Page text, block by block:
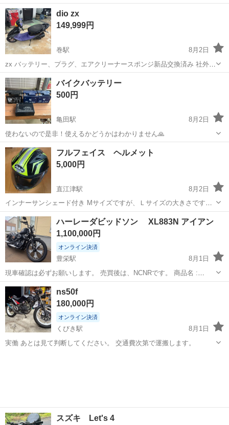
レーターや検査作業！未経験活躍中★カップル＆友達同士の応募OK！
赴任旅費会社負担★嬉しい無料送迎◎正社員登用制度あり！マイカー
通勤OK！無料駐車場完備！《長野県茅...
長野 茅野市
dio zx
149,999円
巻駅
8月2日
zx バッテリー、プラグ、エアクリーナースポンジ新品交換済み 社外
CDI、社外マフラーチャンバーなど交換済み 純正はありません かなり
スピード出ます。
新潟 新潟市 巻駅 ホンダ
バイクバッテリー
500円
亀田駅
8月2日
使わないので是非！使えるかどうかはわかりません🙏
新潟 新潟市 バッテリー
フルフェイス ヘルメット
5,000円
直江津駅
8月2日
インナーサンシェード付き Mサイズですが、Ｌサイズの大きさです。
目立った傷もなく美品な方だと思います。 直接取引希望
新潟 上越市 直江津駅 その他 ヘルメット
ハーレーダビッドソン XL883N アイアン
1,100,000円
オンライン決済
豊栄駅
8月1日
現車確認は必ずお願いします。 売買後は、NCNRです。 商品名 :
XL883N アイアン ブランド・メーカー：ハーレーダビッドソン 年式：
H22年式 2010y 走行距離：メーター読み 9050km ※売れるまでは
乗り...
新潟 新潟市
ns50f
180,000円
オンライン決済
くびき駅
8月1日
実働 あとは見て判断してください。 交通費次第で運搬します。
スズキ Let's 4